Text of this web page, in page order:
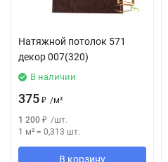
Натяжной потолок 571
декор 007(320)
В наличии
375 ₽ /м²
1 200 ₽ /шт.
1 м² = 0,313 шт.
В корзину